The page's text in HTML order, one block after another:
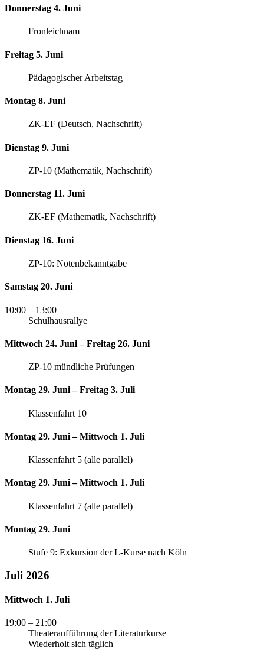
Donnerstag 4. Juni
Fronleichnam
Freitag 5. Juni
Pädagogischer Arbeitstag
Montag 8. Juni
ZK-EF (Deutsch, Nachschrift)
Dienstag 9. Juni
ZP-10 (Mathematik, Nachschrift)
Donnerstag 11. Juni
ZK-EF (Mathematik, Nachschrift)
Dienstag 16. Juni
ZP-10: Notenbekanntgabe
Samstag 20. Juni
10:00 – 13:00
Schulhausrallye
Mittwoch 24. Juni – Freitag 26. Juni
ZP-10 mündliche Prüfungen
Montag 29. Juni – Freitag 3. Juli
Klassenfahrt 10
Montag 29. Juni – Mittwoch 1. Juli
Klassenfahrt 5 (alle parallel)
Montag 29. Juni – Mittwoch 1. Juli
Klassenfahrt 7 (alle parallel)
Montag 29. Juni
Stufe 9: Exkursion der L-Kurse nach Köln
Juli 2026
Mittwoch 1. Juli
19:00 – 21:00
Theateraufführung der Literaturkurse
Wiederholt sich täglich